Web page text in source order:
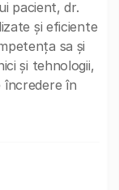
pacient, dr.
și eficiente
sa și
și tehnologii,
încredere în